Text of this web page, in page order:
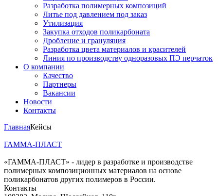
Разработка полимерных композиций
Литье под давлением под заказ
Утилизация
Закупка отходов поликарбоната
Дробление и грануляция
Разработка цвета материалов и красителей
Линия по производству одноразовых ПЭ перчаток
О компании
Качество
Партнеры
Вакансии
Новости
Контакты
ГлавнаяКейсы
ГАММА-ПЛАСТ
«ГАММА-ПЛАСТ» - лидер в разработке и производстве
полимерных композиционных материалов на основе
поликарбонатов других полимеров в России.
Контакты